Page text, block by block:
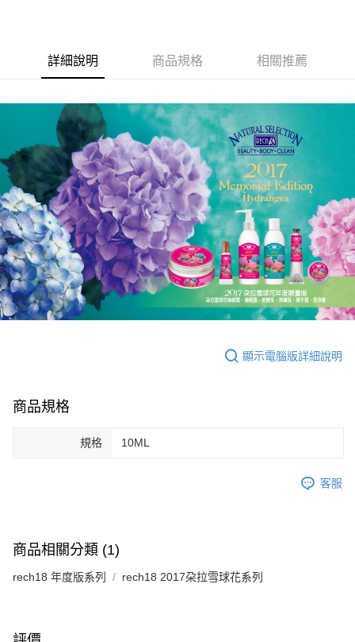
便利好安心！
３．安心：先確認商品／服務後，再付款。
【「AFTEE先享後付」結帳流程】
１．於結帳方式選擇「AFTEE先享後付」後，將跳轉至「AFTEE先享後付」
結帳頁面，進行簡訊認證並確認金額後，即可完成結帳。
２．訂單成立數日內，您將收到繳費通知簡訊。
３．收到繳費通知簡訊後14天內，點擊此簡訊中的連結，可透過四大超商／
ATM／網路銀行／等多元方式進行付款，方視為交易完成。
※ 請注意：結帳手續完成當下不需立刻繳費，但若您需要取消訂單，請聯絡
購買商品的店家。未經商家同意取消之訂單仍視為有效，需透過AFTEE先享
後付繳納相關費用。
※ 交易是否成功請以「AFTEE先享後付 」之結帳頁面顯示為準，若有關於
是否繳費成功／繳費後需取消欲退款等相關疑問，請聯繫「AFTEE先享後付
客戶支援中心」 https://netprotections.freshdesk.com/support/home
【注意事項】
３．未成年的使用者請事先徵得法定代理人或監護人之同意方可使用
「AFTEE先享後付」，若未經同意申辦者引起之損失，本公司不負相關責
４．使用「AFTEE先享後付」時，將依據個別帳號之用戶狀況，依本公司即
５．嚴禁一人註冊多個帳號或使用他人資訊註冊。若發現惡意使用之情形，
運送方式
全家付款取貨
每筆NT$150，滿NT$1,200(含以上)免運費
7-11付款取貨
每筆NT$150，滿NT$1,200(含以上)免運費
宅配
每筆NT$150，滿NT$1,200(含以上)免運費
詳細說明 商品規格 相關推薦
顯示電腦版詳細說明
商品規格
規格 10ML
客服
商品相關分類 (1)
rech18 年度版系列 rech18 2017朶拉雪球花系列